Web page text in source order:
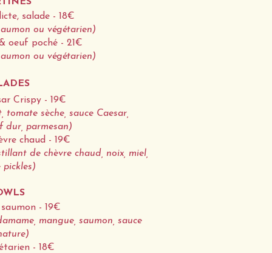
salade - 18€
ou végétarien)
oeuf poché - 21€
ou végétarien)
Crispy - 19€
sèche, sauce Caesar,
dur, parmesan)
chaud - 19€
de chèvre chaud, noix, miel,
pickles)
- 19€
mangue, saumon, sauce
- 18€